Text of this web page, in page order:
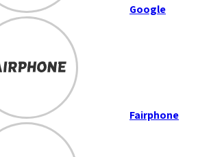
Google
Fairphone